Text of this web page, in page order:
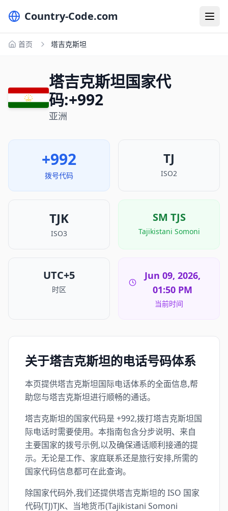
Country-Code.com
首页 塔吉克斯坦
塔吉克斯坦国家代
码:+992
亚洲
+992
拨号代码
TJ
ISO2
TJK
ISO3
ЅМ TJS
Tajikistani Somoni
UTC+5
时区
Jun 09, 2026,
01:50 PM
当前时间
关于塔吉克斯坦的电话号码体系
本页提供塔吉克斯坦国际电话体系的全面信息,帮
助您与塔吉克斯坦进行顺畅的通话。
塔吉克斯坦的国家代码是 +992,拨打塔吉克斯坦国
际电话时需要使用。本指南包含分步说明、来自
主要国家的拨号示例,以及确保通话顺利接通的提
示。无论是工作、家庭联系还是旅行安排,所需的
国家代码信息都可在此查询。
除国家代码外,我们还提供塔吉克斯坦的 ISO 国家
代码(TJ)TJK、当地货币(Tajikistani Somoni